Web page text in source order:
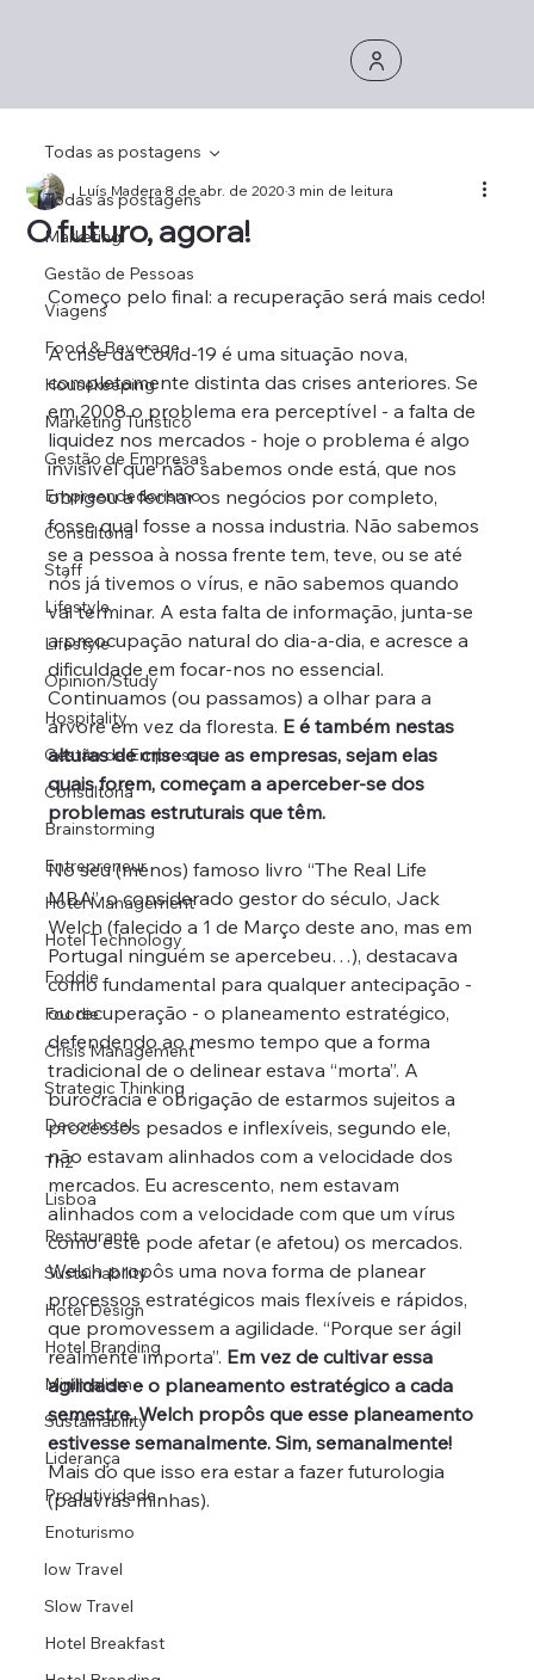
Todas as postagens
Marketing
Gestão de Pessoas
Viagens
Food & Beverage
Housekeeping
Marketing Turístico
Gestão de Empresas
Empreendedorismo
Consultoria
Staff
Lifestyle
Lifestyle
Opinion/Study
Hospitality
Gestão de Empresas
Consultoria
Brainstorming
Entrepreneur
Hotel Management
Hotel Technology
Foddie
Foodie
Crisis Management
Strategic Thinking
Decorhotel
Th2
Lisboa
Restaurante
Sustainability
Hotel Design
Hotel Branding
Minimalism
Sustainability
Liderança
Produtividade
Enoturismo
low Travel
Slow Travel
Hotel Breakfast
Todas as postagens
O futuro, agora!
Luís Madera8 de abr. de 20203 min de leitura
Começo pelo final: a recuperação será mais cedo!
A crise da Covid-19 é uma situação nova,
completamente distinta das crises anteriores. Se
em 2008 o problema era perceptível - a falta de
liquidez nos mercados - hoje o problema é algo
invisível que não sabemos onde está, que nos
obrigou a fechar os negócios por completo,
fosse qual fosse a nossa industria. Não sabemos
se a pessoa à nossa frente tem, teve, ou se até
nós já tivemos o vírus, e não sabemos quando
vai terminar. A esta falta de informação, junta-se
a preocupação natural do dia-a-dia, e acresce a
dificuldade em focar-nos no essencial.
Continuamos (ou passamos) a olhar para a
árvore em vez da floresta. E é também nestas
alturas de crise que as empresas, sejam elas
quais forem, começam a aperceber-se dos
problemas estruturais que têm.
No seu (menos) famoso livro “The Real Life
MBA”, o considerado gestor do século, Jack
Welch (falecido a 1 de Março deste ano, mas em
Portugal ninguém se apercebeu…), destacava
como fundamental para qualquer antecipação -
ou recuperação - o planeamento estratégico,
defendendo ao mesmo tempo que a forma
tradicional de o delinear estava “morta”. A
burocracia e obrigação de estarmos sujeitos a
processos pesados e inflexíveis, segundo ele,
não estavam alinhados com a velocidade dos
mercados. Eu acrescento, nem estavam
alinhados com a velocidade com que um vírus
como este pode afetar (e afetou) os mercados.
Welch propôs uma nova forma de planear
processos estratégicos mais flexíveis e rápidos,
que promovessem a agilidade. “Porque ser ágil
realmente importa”. Em vez de cultivar essa
agilidade e o planeamento estratégico a cada
semestre, Welch propôs que esse planeamento
estivesse semanalmente. Sim, semanalmente!
Mais do que isso era estar a fazer futurologia
(palavras minhas).